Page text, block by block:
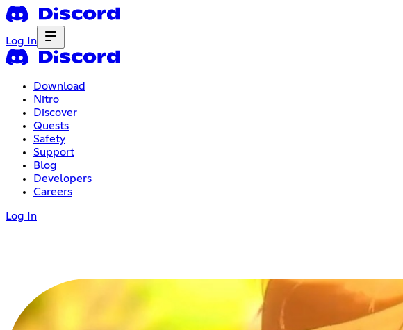
Log In
Download
Nitro
Discover
Quests
Safety
Support
Blog
Developers
Careers
Log In